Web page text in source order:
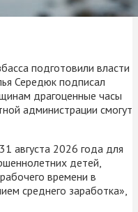
подготовили власти
Середюк подписал
драгоценные часы
администрации смогут
августа 2026 года для
детей,
времени в
среднего заработка»,